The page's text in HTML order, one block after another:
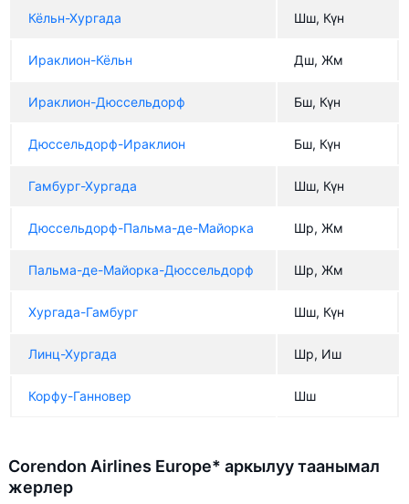
Кёльн-Хургада Шш, Күн
Ираклион-Кёльн Дш, Жм
Ираклион-Дюссельдорф Бш, Күн
Дюссельдорф-Ираклион Бш, Күн
Гамбург-Хургада Шш, Күн
Дюссельдорф-Пальма-де-Майорка Шр, Жм
Пальма-де-Майорка-Дюссельдорф Шр, Жм
Хургада-Гамбург Шш, Күн
Линц-Хургада Шр, Иш
Корфу-Ганновер Шш
Corendon Airlines Europe* аркылуу таанымал
жерлер